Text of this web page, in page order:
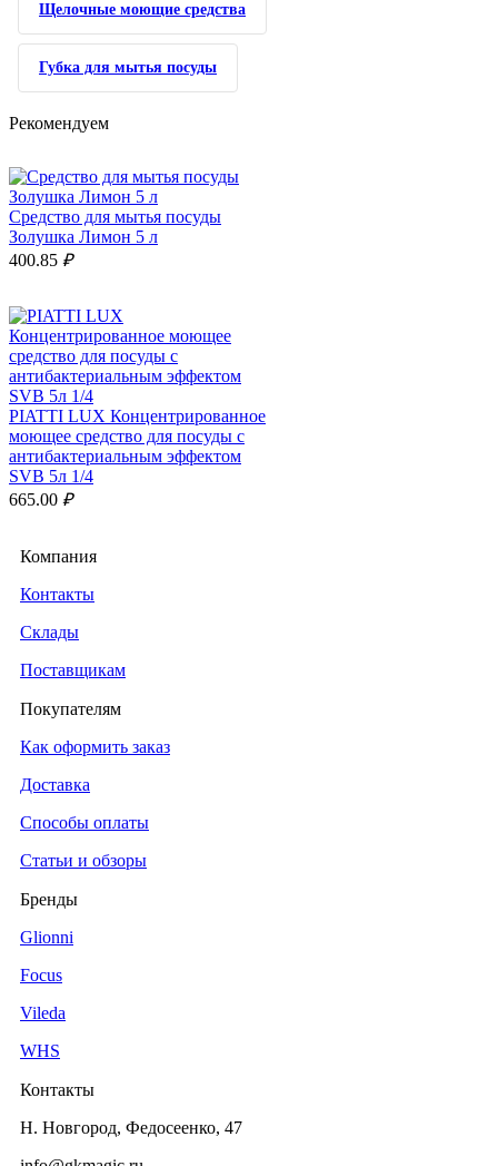
Щелочные моющие средства
Губка для мытья посуды
Рекомендуем
Средство для мытья посуды
Золушка Лимон 5 л
400.85 ₽
PIATTI LUX Концентрированное
моющее средство для посуды с
антибактериальным эффектом
SVB 5л 1/4
665.00 ₽
PIATTI Средство для мытья
555.00₽
Brite Dream 5 л (концентрат)
0.00₽
Средство для мытья посуды Velly
Neutral (канистра 5кг)
Средство для мытья посуды Velly
0.00₽
Компания
Контакты
Склады
Поставщикам
Покупателям
Как оформить заказ
Доставка
Способы оплаты
Статьи и обзоры
Бренды
Glionni
Focus
Vileda
WHS
Контакты
Н. Новгород, Федосеенко, 47